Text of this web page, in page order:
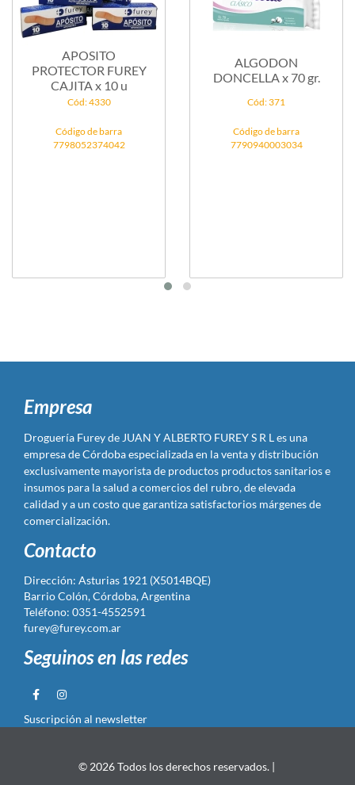
APOSITO
PROTECTOR FUREY
CAJITA x 10 u
Cód: 4330
Código de barra
7798052374042
ALGODON
DONCELLA x 70 gr.
Cód: 371
Código de barra
7790940003034
Empresa
Droguería Furey de JUAN Y ALBERTO FUREY S R L es una
empresa de Córdoba especializada en la venta y distribución
exclusivamente mayorista de productos productos sanitarios e
insumos para la salud a comercios del rubro, de elevada
calidad y a un costo que garantiza satisfactorios márgenes de
comercialización.
Contacto
Dirección: Asturias 1921 (X5014BQE)
Barrio Colón, Córdoba, Argentina
Teléfono: 0351-4552591
furey@furey.com.ar
Seguinos en las redes
Suscripción al newsletter
© 2026 Todos los derechos reservados. |